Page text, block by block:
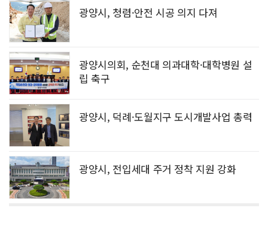
광양시, 청렴·안전 시공 의지 다져
광양시의회, 순천대 의과대학·대학병원 설
립 축구
광양시, 덕례·도월지구 도시개발사업 총력
광양시, 전입세대 주거 정착 지원 강화